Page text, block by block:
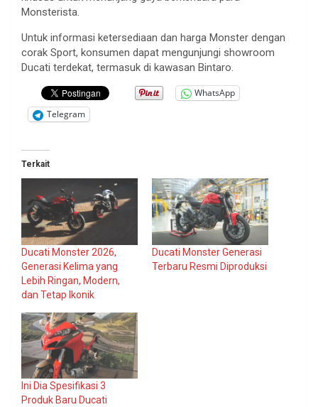
Monsterista.
Untuk informasi ketersediaan dan harga Monster dengan
corak Sport, konsumen dapat mengunjungi showroom
Ducati terdekat, termasuk di kawasan Bintaro.
WhatsApp
Telegram
Terkait
Ducati Monster 2026,
Generasi Kelima yang
Lebih Ringan, Modern,
dan Tetap Ikonik
Ducati Monster Generasi
Terbaru Resmi Diproduksi
Ini Dia Spesifikasi 3
Produk Baru Ducati